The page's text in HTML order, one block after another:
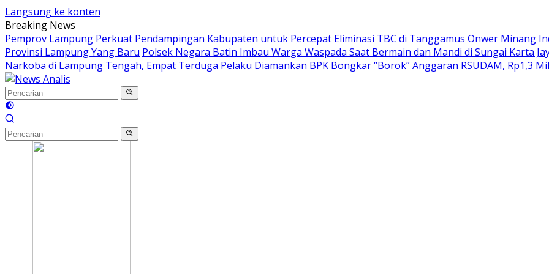
Langsung ke konten
Breaking News
Pemprov Lampung Perkuat Pendampingan Kabupaten untuk Percepat Eliminasi TBC di Tanggamus Onwer Minang
Provinsi Lampung Yang Baru Polsek Negara Batin Imbau Warga Waspada Saat Bermain dan Mandi di Sungai Karta
Narkoba di Lampung Tengah, Empat Terduga Pelaku Diamankan BPK Bongkar “Borok” Anggaran RSUDAM, Rp1,3